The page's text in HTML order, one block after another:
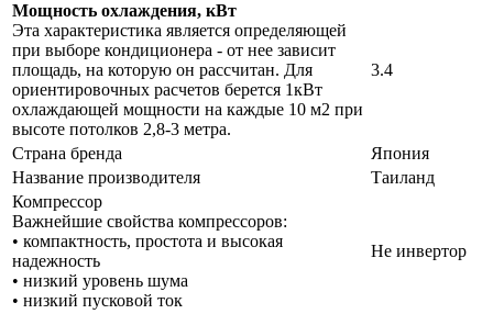
Мощность охлаждения, кВт
Эта характеристика является определяющей
при выборе кондиционера - от нее зависит
площадь, на которую он рассчитан. Для
ориентировочных расчетов берется 1кВт
охлаждающей мощности на каждые 10 м2 при
высоте потолков 2,8-3 метра.
3.4
Страна бренда
Япония
Название производителя
Таиланд
Компрессор
Важнейшие свойства компрессоров:
• компактность, простота и высокая
надежность
• низкий уровень шума
• низкий пусковой ток
Не инвертор